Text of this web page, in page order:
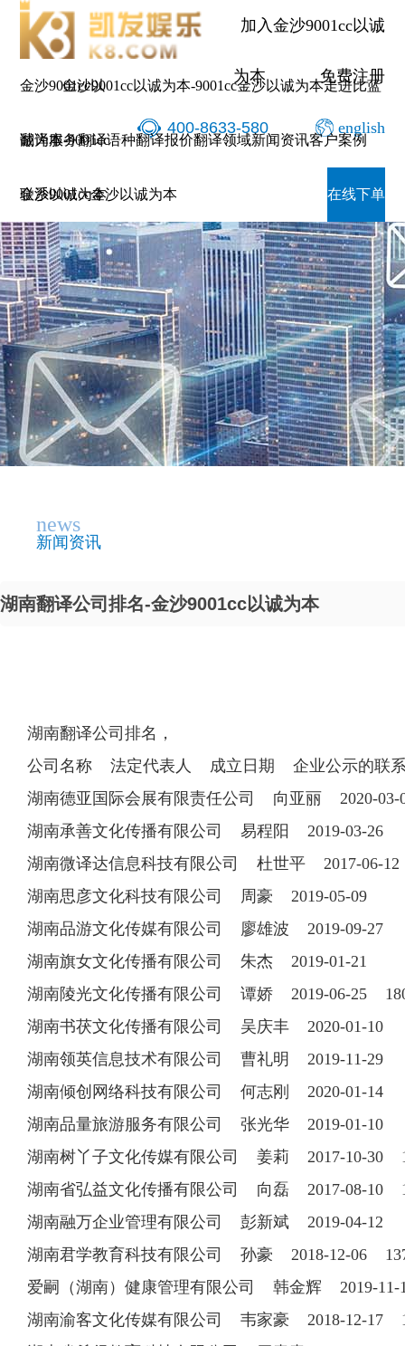
加入金沙9001cc以诚
为本 免费注册
400-8633-580 english
金沙9001cc以
诚为本-9001cc
金沙以诚为本
金沙9001cc以诚为本-9001cc金沙以诚为本走进比蓝
翻译服务翻译语种翻译报价翻译领域新闻资讯客户案例
联系9001cc金沙以诚为本 在线下单
news
新闻资讯
湖南翻译公司排名-金沙9001cc以诚为本
湖南翻译公司排名，
公司名称 法定代表人 成立日期 企业公示的联
湖南德亚国际会展有限责任公司 向亚丽 2020-
湖南承善文化传播有限公司 易程阳 2019-03-26
湖南微译达信息科技有限公司 杜世平 2017-06-
湖南思彦文化科技有限公司 周豪 2019-05-09
湖南品游文化传媒有限公司 廖雄波 2019-09-27
湖南旗女文化传播有限公司 朱杰 2019-01-21
湖南陵光文化传播有限公司 谭娇 2019-06-25
湖南书茯文化传播有限公司 吴庆丰 2020-01-10
湖南领英信息技术有限公司 曹礼明 2019-11-29
湖南倾创网络科技有限公司 何志刚 2020-01-14
湖南品量旅游服务有限公司 张光华 2019-01-10
湖南树丫子文化传媒有限公司 姜莉 2017-10-30
湖南省弘益文化传播有限公司 向磊 2017-08-10
湖南融万企业管理有限公司 彭新斌 2019-04-12
湖南君学教育科技有限公司 孙豪 2018-12-06
爱嗣（湖南）健康管理有限公司 韩金辉 2019-
湖南渝客文化传媒有限公司 韦家豪 2018-12-17